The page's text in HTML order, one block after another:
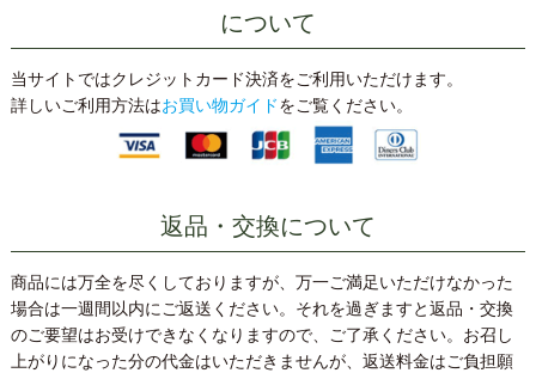
について
当サイトではクレジットカード決済をご利用いただけます。
詳しいご利用方法はお買い物ガイド をご覧ください。
返品・交換について
商品には万全を尽くしておりますが、万一ご満足いただけなかった
場合は一週間以内にご返送ください。それを過ぎますと返品・交換
のご要望はお受けできなくなりますので、ご了承ください。お召し
上がりになった分の代金はいただきませんが、返送料金はご負担願